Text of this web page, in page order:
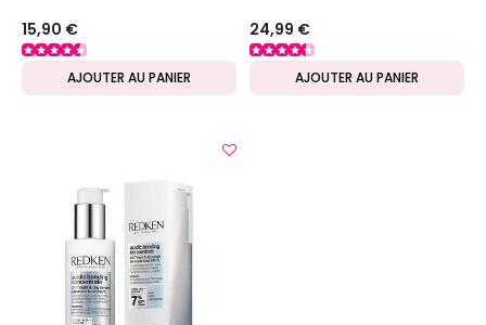
15,90 €
AJOUTER AU PANIER
24,99 €
AJOUTER AU PANIER